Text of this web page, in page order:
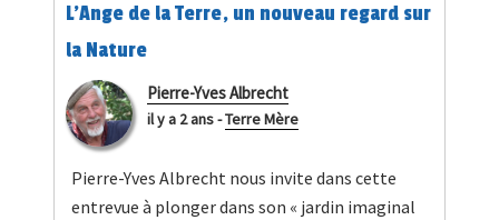
L’Ange de la Terre, un nouveau regard sur
la Nature
Pierre-Yves Albrecht
il y a 2 ans-Terre Mère
Pierre-Yves Albrecht nous invite dans cette
entrevue à plonger dans son « jardin imaginal